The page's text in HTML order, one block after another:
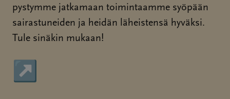
pystymme jatkamaan toimintaamme syöpään
sairastuneiden ja heidän läheistensä hyväksi.
Tule sinäkin mukaan!
Sivu avautuu uudessa ikkunassa
↗